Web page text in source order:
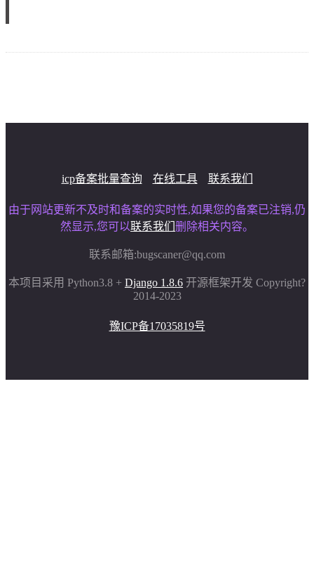
icp备案批量查询 在线工具 联系我们
由于网站更新不及时和备案的实时性,如果您的备案已注销,仍
然显示,您可以联系我们 删除相关内容。
联系邮箱:bugscaner@qq.com
本项目采用 Python3.8 + Django 1.8.6 开源框架开发 Copyright?
2014-2023
豫ICP备17035819号